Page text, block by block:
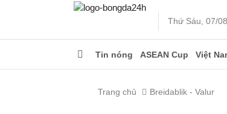
Thứ Sáu, 07/
Tin nóng ASEAN Cup Việt
Trang chủ Breidablik - Valur